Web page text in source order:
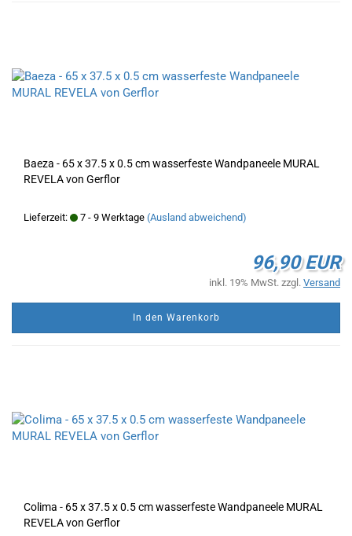
Baeza - 65 x 37.5 x 0.5 cm wasserfeste Wandpaneele MURAL
REVELA von Gerflor
Lieferzeit: 7 - 9 Werktage (Ausland abweichend)
96,90 EUR
inkl. 19% MwSt. zzgl. Versand
In den Warenkorb
Colima - 65 x 37.5 x 0.5 cm wasserfeste Wandpaneele MURAL
REVELA von Gerflor